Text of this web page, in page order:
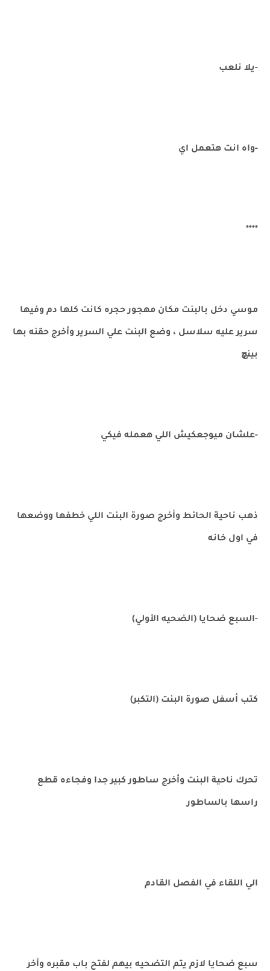
-يلا نلعب
-واه انت هتعمل اي
****
موسي دخل بالبنت مكان مهجور حجره كانت كلها دم وفيها
سرير عليه سلاسل ، وضع البنت علي السرير وأخرج حقنه بها
بينچ
-علشان ميوجعكيش اللي هعمله فيكي
ذهب ناحية الحائط وأخرج صورة البنت اللي خطفها ووضعها
في اول خانه
-السبع ضحايا (الضحيه الأولي)
كتب أسفل صورة البنت (التكبر)
تحرك ناحية البنت وأخرج ساطور كبير جدا وفجاءه قطع
راسها بالساطور
الي اللقاء في الفصل القادم
سبع ضحايا لازم يتم التضحيه بيهم لفتح باب مقبره وأخر